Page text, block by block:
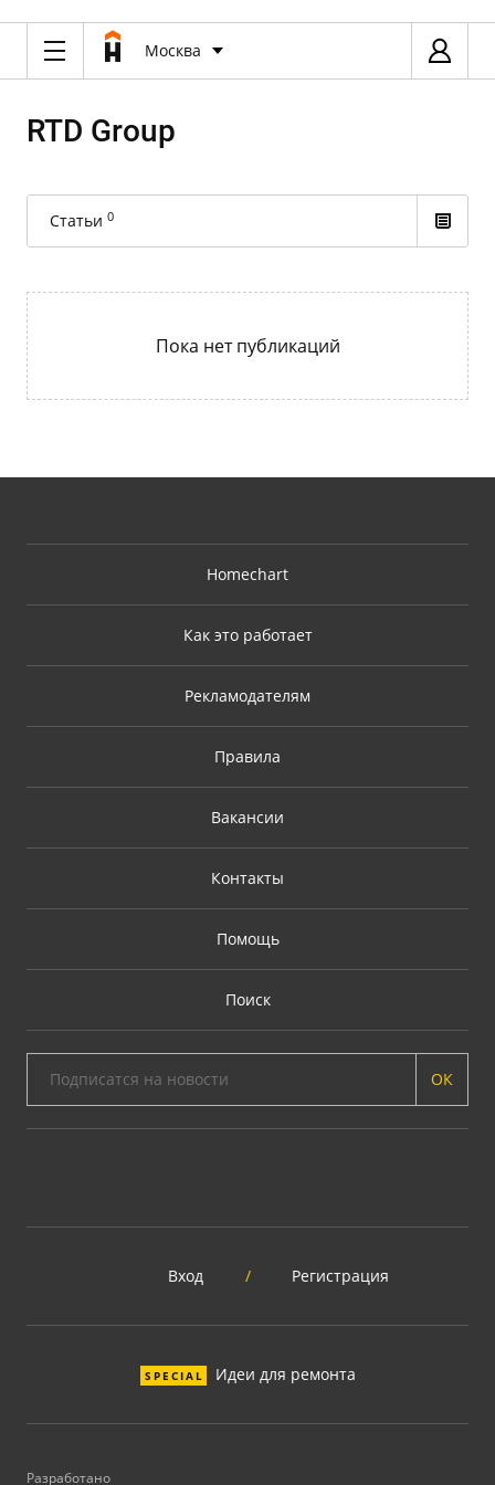
Москва
RTD Group
Статьи 0
Пока нет публикаций
Homechart
Как это работает
Рекламодателям
Правила
Вакансии
Контакты
Помощь
Поиск
ОК
Вход / Регистрация
SPECIAL Идеи для ремонта
Разработано